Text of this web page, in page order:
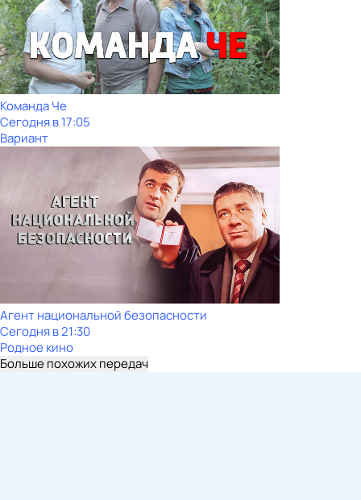
Команда Че
Сегодня в 17:05
Вариант
Агент национальной безопасности
Сегодня в 21:30
Родное кино
Больше похожих передач